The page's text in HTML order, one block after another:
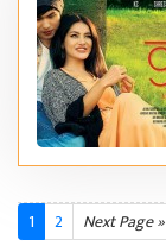
1 2 Next Page »